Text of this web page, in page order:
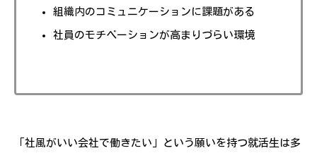
組織内のコミュニケーションに課題がある
社員のモチベーションが高まりづらい環境
「社風がいい会社で働きたい」という願いを持つ就活生は多